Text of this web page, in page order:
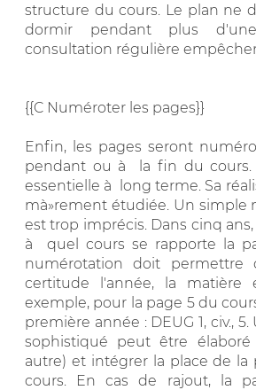
structure du cours. Le plan ne
dormir pendant plus
consultation régulière
{{C Numéroter les pages}}
Enfin, les pages seront
pendant ou à la fin du cours.
essentielle à long terme. Sa
mà»rement étudiée. Un simple
est trop imprécis. Dans cinq
à quel cours se rapporte la
numérotation doit permettre
certitude l'année, la matière
exemple, pour la page 5 du
première année : DEUG 1, civ.,
sophistiqué peut être
autre) et intégrer la place de la
cours. En cas de rajout, la